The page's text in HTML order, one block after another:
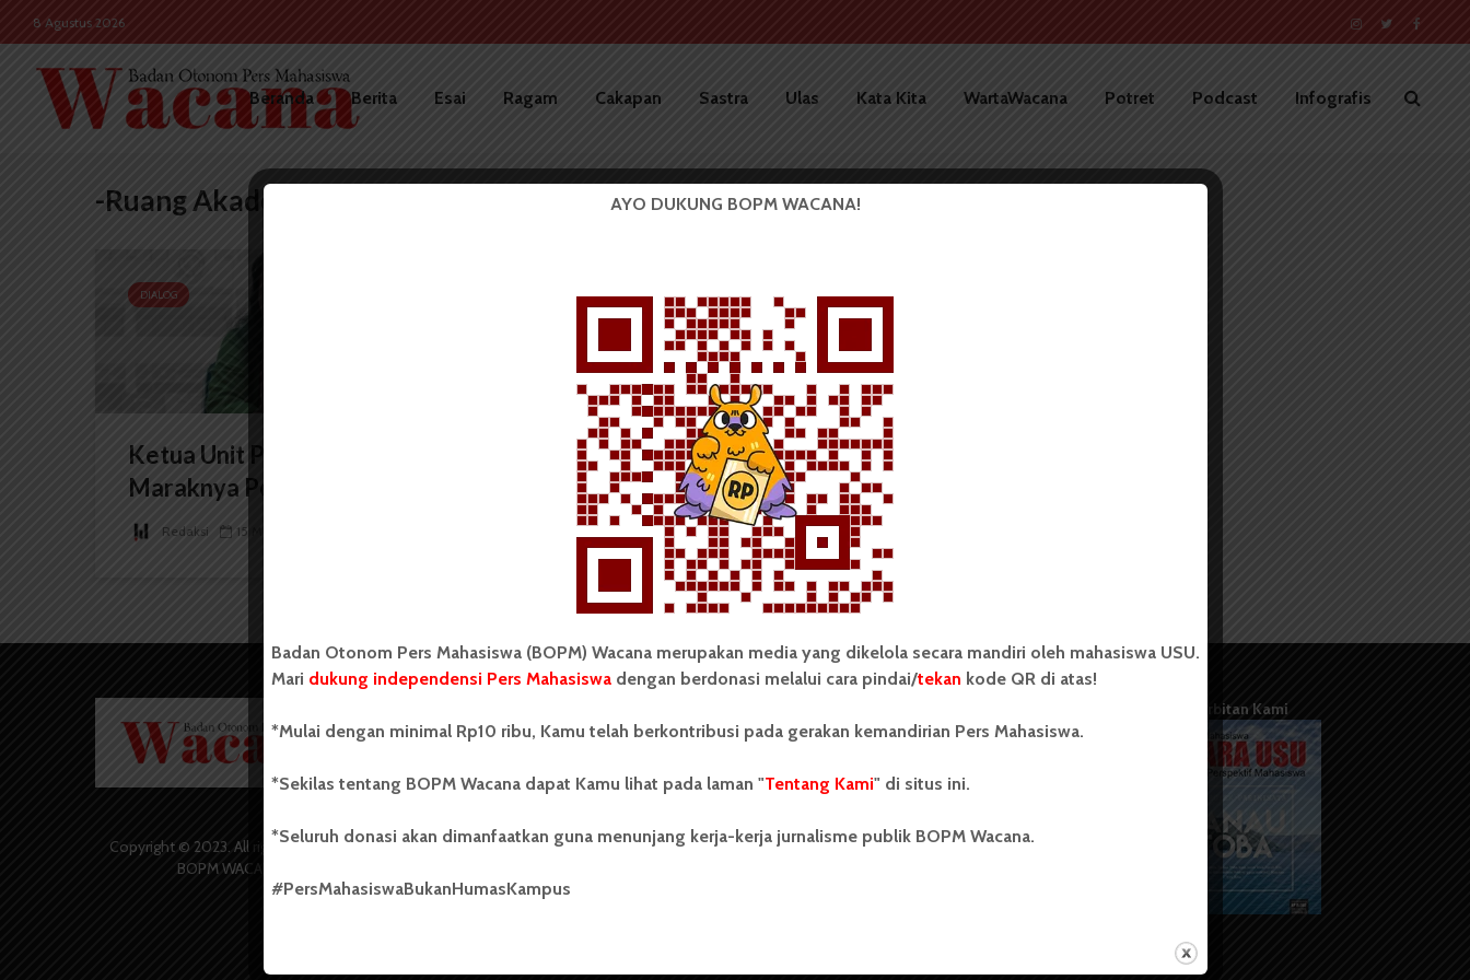
8 Agustus 2026
Beranda Berita Esai Ragam Cakapan Sastra Ulas Kata Kita WartaWacana Potret Podcast Infografis
-Ruang Akademik
DIALOG
Ketua Unit PPK USU Tanggapi
Maraknya Pelecehan Seksual...
Redaksi 15 Mei 2025
Copyright © 2023. All rights reserved
BOPM WACANA.
Wacana merupakan pers mahasiswa
secara mandiri oleh mahasiswa
Universitas Sumatera Utara (USU).
salah satu Unit Kegiatan Mahasiswa
dengan nama Pers Mahasiswa SUARA
USU yang berdiri pada 1 Juli 1995.
Info Iklan
Pedoman Media Siber
Terbitan Kami
AYO DUKUNG BOPM WACANA!
Badan Otonom Pers Mahasiswa (BOPM) Wacana merupakan media yang dikelola secara mandiri oleh mahasiswa USU.
Mari dukung independensi Pers Mahasiswadengan berdonasi melalui cara pindai/tekan kode QR di atas!
*Mulai dengan minimal Rp10 ribu, Kamu telah berkontribusi pada gerakan kemandirian Pers Mahasiswa.
*Sekilas tentang BOPM Wacana dapat Kamu lihat pada laman "Tentang Kami" di situs ini.
*Seluruh donasi akan dimanfaatkan guna menunjang kerja-kerja jurnalisme publik BOPM Wacana.
#PersMahasiswaBukanHumasKampus